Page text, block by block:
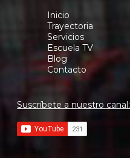
Inicio
Trayectoria
Servicios
Escuela TV
Blog
Contacto
Suscríbete a nuestro canal: